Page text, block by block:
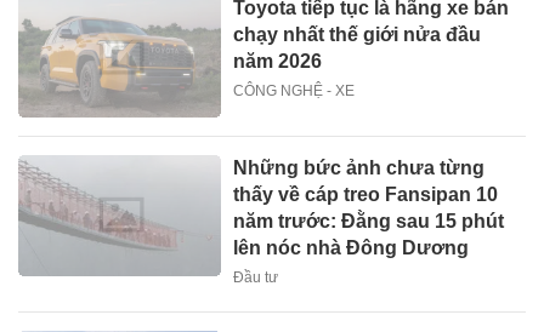
Toyota tiếp tục là hãng xe bán
chạy nhất thế giới nửa đầu
năm 2026
CÔNG NGHỆ - XE
Những bức ảnh chưa từng
thấy về cáp treo Fansipan 10
năm trước: Đằng sau 15 phút
lên nóc nhà Đông Dương
Đầu tư